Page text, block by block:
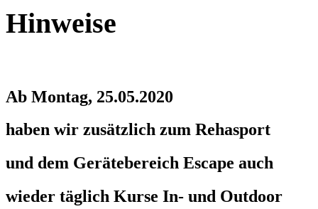
Hinweise
Ab Montag, 25.05.2020
haben wir zusätzlich zum Rehasport
und dem Gerätebereich Escape auch
wieder täglich Kurse In- und Outdoor